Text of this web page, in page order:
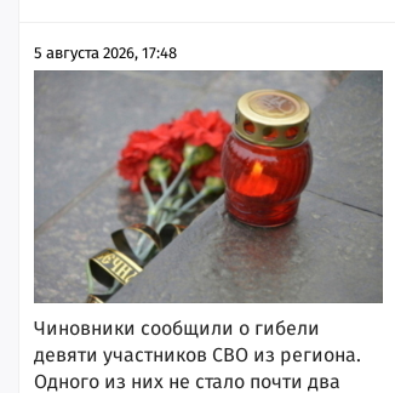
5 августа 2026, 17:48
Чиновники сообщили о гибели
девяти участников СВО из региона.
Одного из них не стало почти два